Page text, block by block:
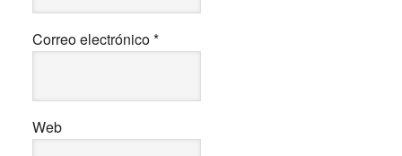
Correo electrónico*
Web